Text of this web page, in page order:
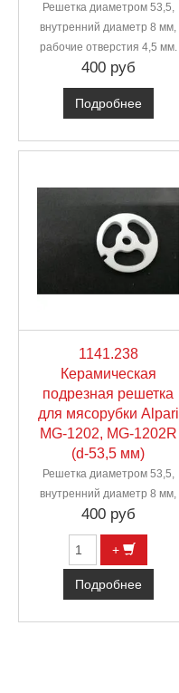
Решетка диаметром 53,5,
внутренний диаметр 8 мм,
рабочие отверстия 4,5 мм.
400 руб
Подробнее
1141.238
Керамическая
подрезная решетка
для мясорубки Alpari
MG-1202, MG-1202R
(d-53,5 мм)
Решетка диаметром 53,5,
внутренний диаметр 8 мм,
400 руб
+
Подробнее